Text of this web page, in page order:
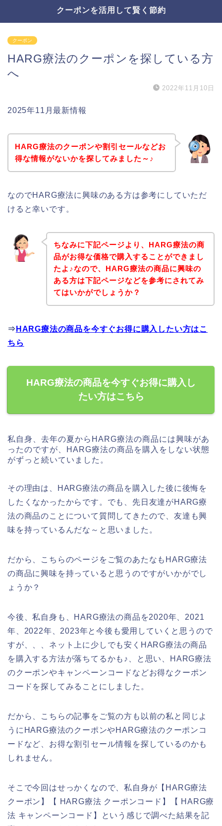
クーポンを活用して賢く節約
クーポン
HARG療法のクーポンを探している方
へ
2022年11月10日
2025年11月最新情報
HARG療法のクーポンや割引セールなどお
得な情報がないかを探してみました～♪
なのでHARG療法に興味のある方は参考にしていただ
けると幸いです。
ちなみに下記ページより、HARG療法の商
品がお得な価格で購入することができまし
たよ♪なので、HARG療法の商品に興味の
ある方は下記ページなどを参考にされてみ
てはいかがでしょうか？
⇒ HARG療法の商品を今すぐお得に購入したい方はこ
ちら
HARG療法の商品を今すぐお得に購入し
たい方はこちら
私自身、去年の夏からHARG療法の商品には興味があ
ったのですが、HARG療法の商品を購入をしない状態
がずっと続いていました。
その理由は、HARG療法の商品を購入した後に後悔を
したくなかったからです。でも、先日友達がHARG療
法の商品のことについて質問してきたので、友達も興
味を持っているんだな～と思いました。
だから、こちらのページをご覧のあたなもHARG療法
の商品に興味を持っていると思うのですがいかがでし
ょうか？
今後、私自身も、HARG療法の商品を2020年、2021
年、2022年、2023年と今後も愛用していくと思うので
すが、、、ネット上に少しでも安くHARG療法の商品
を購入する方法が落ちてるかも♪、と思い、HARG療法
のクーポンやキャンペーンコードなどお得なクーポン
コードを探してみることにしました。
だから、こちらの記事をご覧の方も以前の私と同じよ
うにHARG療法のクーポンやHARG療法のクーポンコ
ードなど、お得な割引セール情報を探しているのかも
しれません。
そこで今回はせっかくなので、私自身が【HARG療法
クーポン】【 HARG療法 クーポンコード】【 HARG療
法 キャンペーンコード】という感じで調べた結果を記